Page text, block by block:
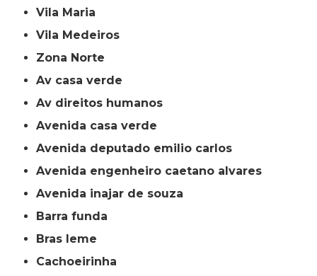
Vila Maria
Vila Medeiros
Zona Norte
av casa verde
av direitos humanos
avenida casa verde
avenida deputado emilio carlos
avenida engenheiro caetano alvares
avenida inajar de souza
barra funda
bras leme
cachoeirinha